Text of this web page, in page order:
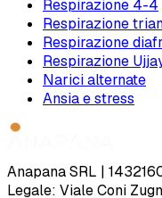
Respirazione 4-4
Respirazione
Respirazione
Respirazione
Narici alternate
Ansia e stress
Anapana SRL |
Legale: Viale Coni